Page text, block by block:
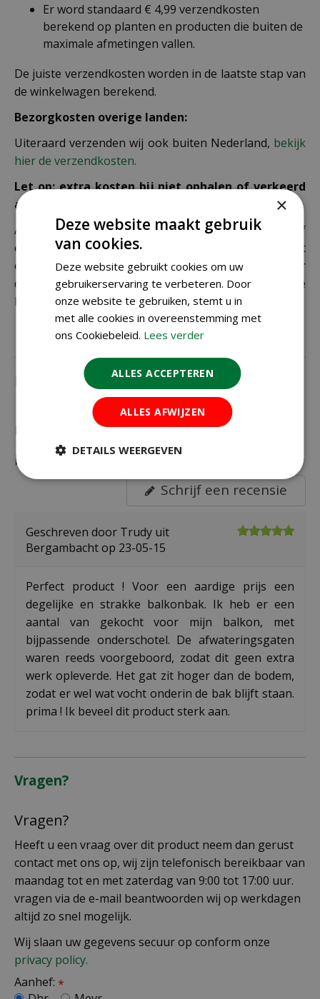
Er word standaard € 4,99 verzendkosten
berekend op planten en producten die buiten de
maximale afmetingen vallen.
De juiste verzendkosten worden in de laatste stap van
de winkelwagen berekend.
Bezorgkosten overige landen:
Uiteraard verzenden wij ook buiten Nederland, bekijk
hier de verzendkosten.
Let op: extra kosten bij niet ophalen of verkeerd
adres
Als je je pakket niet ophaalt bij een PostNL-punt of
een verkeerd afleveradres invult, zijn wij genoodzaakt
extra kosten in rekening te brengen. Controleer
daarom altijd goed je adresgegevens voordat je je
bestelling plaatst.
Recensies
Recensies over "Elho Barcelona trough
balkonbak 70 antraciet"
Schrijf een recensie
Geschreven door Trudy uit
Bergambacht op 23-05-15
Perfect product ! Voor een aardige prijs een
degelijke en strakke balkonbak. Ik heb er een
aantal van gekocht voor mijn balkon, met
bijpassende onderschotel. De afwateringsgaten
waren reeds voorgeboord, zodat dit geen extra
werk opleverde. Het gat zit hoger dan de bodem,
zodat er wel wat vocht onderin de bak blijft staan.
prima ! Ik beveel dit product sterk aan.
Vragen?
Vragen?
Heeft u een vraag over dit product neem dan gerust
contact met ons op, wij zijn telefonisch bereikbaar van
maandag tot en met zaterdag van 9:00 tot 17:00 uur.
vragen via de e-mail beantwoorden wij op werkdagen
altijd zo snel mogelijk.
Wij slaan uw gegevens secuur op conform onze
privacy policy.
Aanhef: *
×
Deze website maakt gebruik
van cookies.
Deze website gebruikt cookies om uw
gebruikerservaring te verbeteren. Door
onze website te gebruiken, stemt u in
met alle cookies in overeenstemming met
ons Cookiebeleid. Lees verder
ALLES ACCEPTEREN
ALLES AFWIJZEN
DETAILS WEERGEVEN